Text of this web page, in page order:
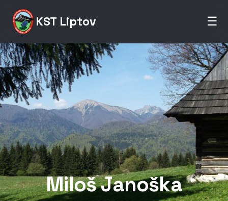
KST Liptov ☰
Miloš Janoška